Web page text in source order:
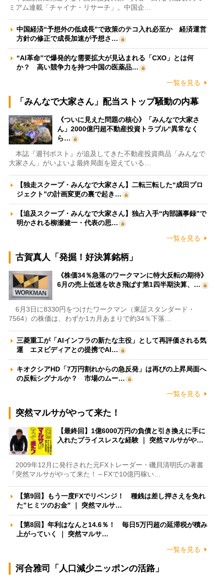
ミアム連載「チャイナ・リサーチ」。中国企…
中国経済“予想外の低成長”で政策のテコ入れ必至か 経済運営
方針の修正で成長加速が予想さ…
“AI革命”で爆発的な需要拡大が見込まれる「CXO」とは何
か？ 高い競争力を持つ中国の医薬品…
一覧を見る
「みんなで大家さん」配当ストップ騒動の内幕
《ついに見えた問題の核心》「みんなで大家さ
ん」2000億円超不動産投資トラブル“異常なく
ら…
本誌『週刊ポスト』が追及してきた不動産投資商品「みんなで
大家さん」がいよいよ最終局面を迎えている…
【独走スクープ・みんなで大家さん】二転三転した“成田プロ
ジェクト”の計画変更の裏で起き…
【追及スクープ・みんなで大家さん】独占入手“内部議事録”で
明かされる柳瀬健一・代表の思…
一覧を見る
古賀真人「発掘！好決算銘柄」
《株価34％急落のワークマンに特大反転の期待》
6月の売上低迷を吹き飛ばす第1四半期決算、…
6月3日に8330円をつけたワークマン（東証スタンダード・
7564）の株価は、わずか1カ月あまりで約34％下落…
三菱重工が「AIインフラの新たな主役」として再評価される気
運 エヌビディアとの提携でAI…
キオクシアHD「7万円割れからの急反発」は再びの上昇局面へ
の反転シグナルか？ 市場のムー…
一覧を見る
突然マルサがやって来た！
【最終回】1億6000万円の負債と引き換えに手に
入れたプライスレスな経験 ｜ 突然マルサがや…
2009年12月に発行された元FXトレーダー・磯貝清明氏の著書
『突然マルサがやって来た！～FXで10億円稼い…
【第9回】もう一度FXでリベンジ！ 種銭は差し押さえを免れ
た”ヒミツのお金” ｜ 突然マルサ…
【第8回】年利はなんと14.6％！ 毎日5万円超の延滞税が積み
上がっていく ｜ 突然マルサ…
一覧を見る
河合雅司「人口減少ニッポンの活路」